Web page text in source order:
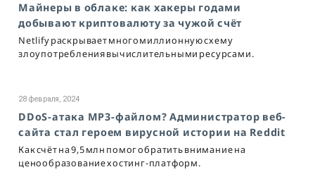
Майнеры в облаке: как хакеры годами
добывают криптовалюту за чужой счёт
Netlify раскрывает многомиллионную схему
злоупотребления вычислительными ресурсами.
28 февраля, 2024
DDoS-атака MP3-файлом? Администратор веб-
сайта стал героем вирусной истории на Reddit
Как счёт на 9,5 млн помог обратить внимание на
ценообразование хостинг-платформ.